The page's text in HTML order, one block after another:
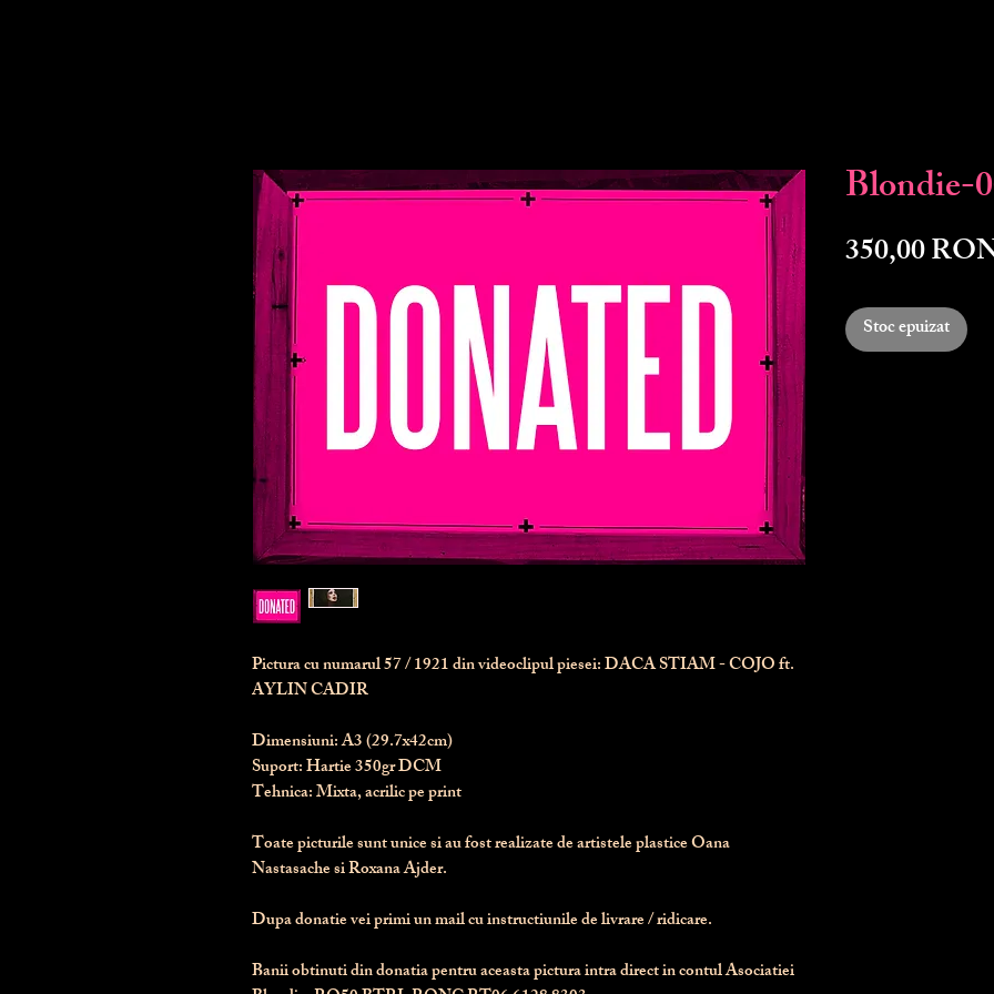
Pictura cu numarul57/ 1921 din videoclipul piesei: DACA STIAM - COJO ft.
AYLIN CADIR
Dimensiuni: A3 (29.7x42cm)
Suport: Hartie 350gr DCM
Tehnica: Mixta, acrilic pe print
Toate picturile sunt unice si au fost realizate de artistele plastice Oana
Nastasache si Roxana Ajder.
Dupa donatie vei primi un mail cu instructiunile de livrare / ridicare.
Banii obtinuti din donatia pentru aceasta pictura intra direct in contul Asociatiei
Blondie-
350,00
Stoc epuizat